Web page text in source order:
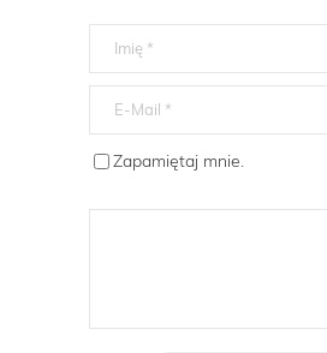
Zapamiętaj mnie.